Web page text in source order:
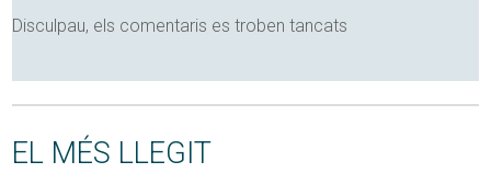
Disculpau, els comentaris es troben tancats
EL MÉS LLEGIT